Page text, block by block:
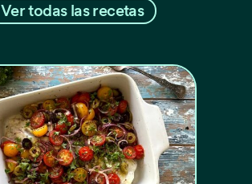
Ver todas las recetas